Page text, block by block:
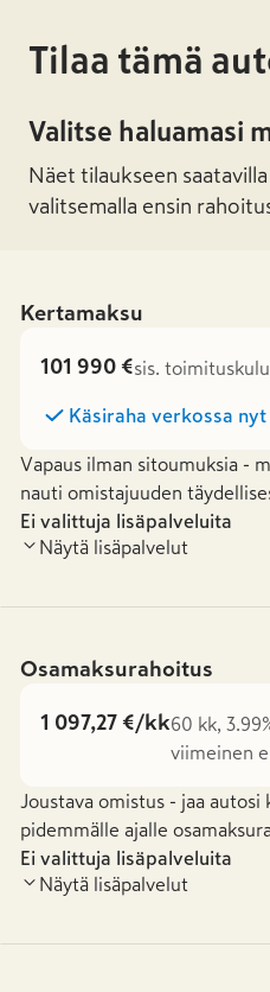
Tilaa tämä
Valitse haluamasi
Näet tilaukseen
valitsemalla ensin
Kertamaksu
101 990 €sis.
Käsiraha verkossa nyt
Vapaus ilman sitoumuksia -
nauti omistajuuden
Ei valittuja lisäpalveluita
Näytä lisäpalvelut
Osamaksurahoitus
1 097,27 €/kk60 kk,
viimeinen
Joustava omistus - jaa
pidemmälle ajalle
Ei valittuja lisäpalveluita
Näytä lisäpalvelut